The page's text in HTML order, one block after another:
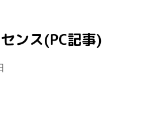
ンス(PC記事)